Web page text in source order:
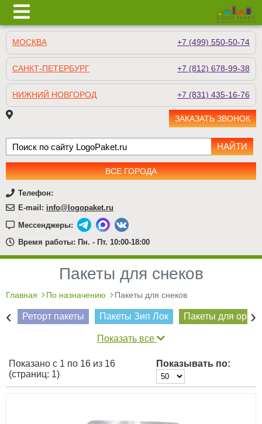
МОСКВА +7 (499) 550-50-74
САНКТ-ПЕТЕРБУРГ +7 (812) 678-99-38
НИЖНИЙ НОВГОРОД +7 (831) 435-16-76
ЗАКАЗАТЬ ЗВОНОК
ВСЕ ГОРОДА
Телефон:
E-mail: info@logopaket.ru
Мессенджеры:
Время работы: Пн. - Пт. 10:00-18:00
Пакеты для снеков
Главная По назначению Пакеты для снеков
Реторт пакеты Пакеты Зип Лок Пакеты для
‹ ›
Показать все
Показано с 1 по 16 из 16
(страниц: 1)
Показывать по: